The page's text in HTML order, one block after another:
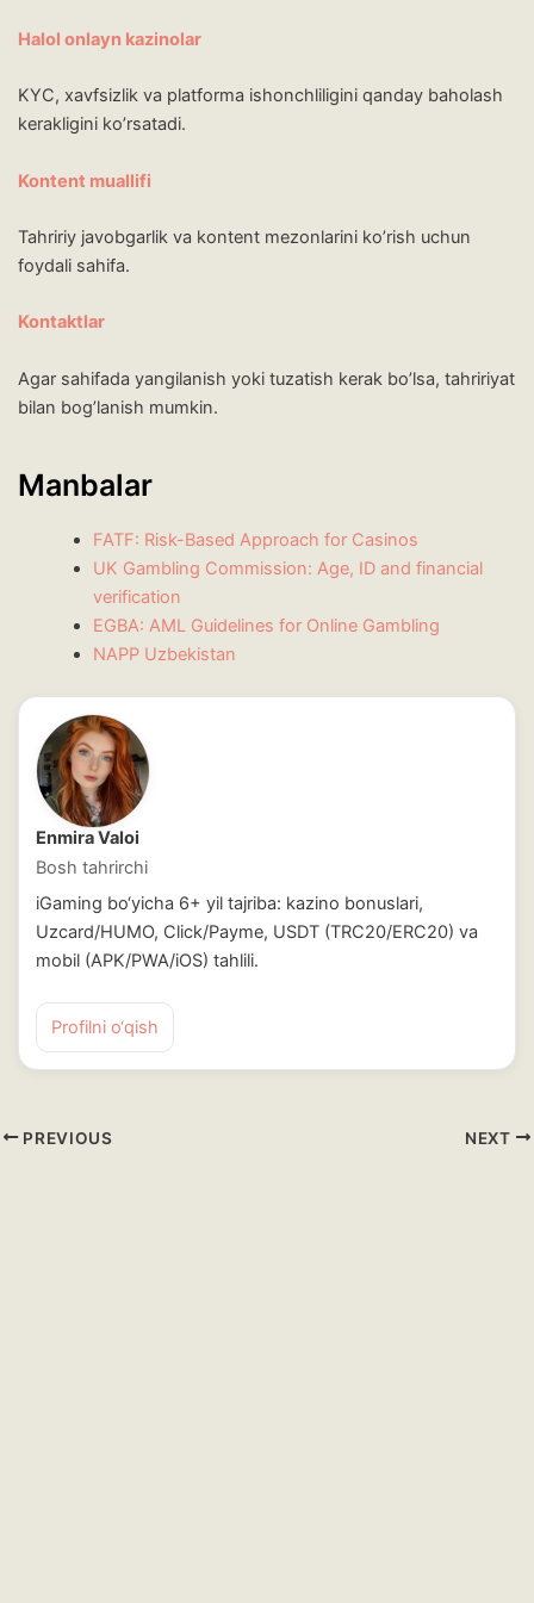
Halol onlayn kazinolar
KYC, xavfsizlik va platforma ishonchliligini qanday baholash
kerakligini ko’rsatadi.
Kontent muallifi
Tahririy javobgarlik va kontent mezonlarini ko’rish uchun
foydali sahifa.
Kontaktlar
Agar sahifada yangilanish yoki tuzatish kerak bo’lsa, tahririyat
bilan bog’lanish mumkin.
Manbalar
FATF: Risk-Based Approach for Casinos
UK Gambling Commission: Age, ID and financial
verification
EGBA: AML Guidelines for Online Gambling
NAPP Uzbekistan
Enmira Valoi
Bosh tahrirchi
iGaming bo‘yicha 6+ yil tajriba: kazino bonuslari,
Uzcard/HUMO, Click/Payme, USDT (TRC20/ERC20) va
mobil (APK/PWA/iOS) tahlili.
Profilni o‘qish
PREVIOUS NEXT